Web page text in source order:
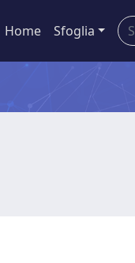
Home Sfoglia